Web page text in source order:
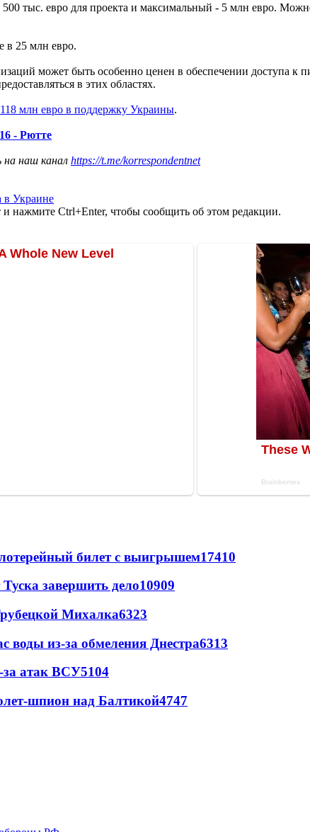
тыс. евро для проекта и максимальный - 5 млн евро.
в 25 млн евро.
может быть особенно ценен в обеспечении доступа
в этих областях.
118 млн евро в поддержку Украины.
- Рютте
на наш канал https://t.me/korrespondentnet
в Украине
нажмите Ctrl+Enter, чтобы сообщить об этом редакции.
билет с выигрышем17410
завершить дело10909
Михалка6323
воды из-за обмеления Днестра6313
атак ВСУ5104
шпион над Балтикой4747